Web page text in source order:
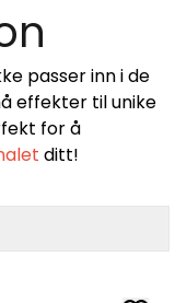
passer inn i de
effekter til unike
for å
ditt!